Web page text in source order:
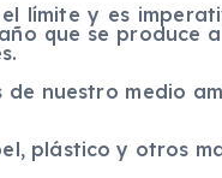
límite y es
que se produce
nuestro medio
plástico y otros